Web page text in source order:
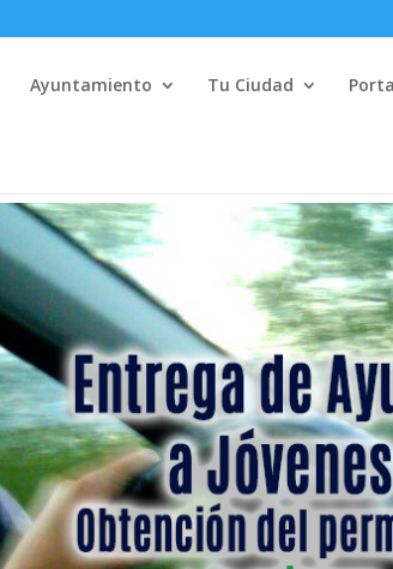
Ayuntamiento Tu Ciudad